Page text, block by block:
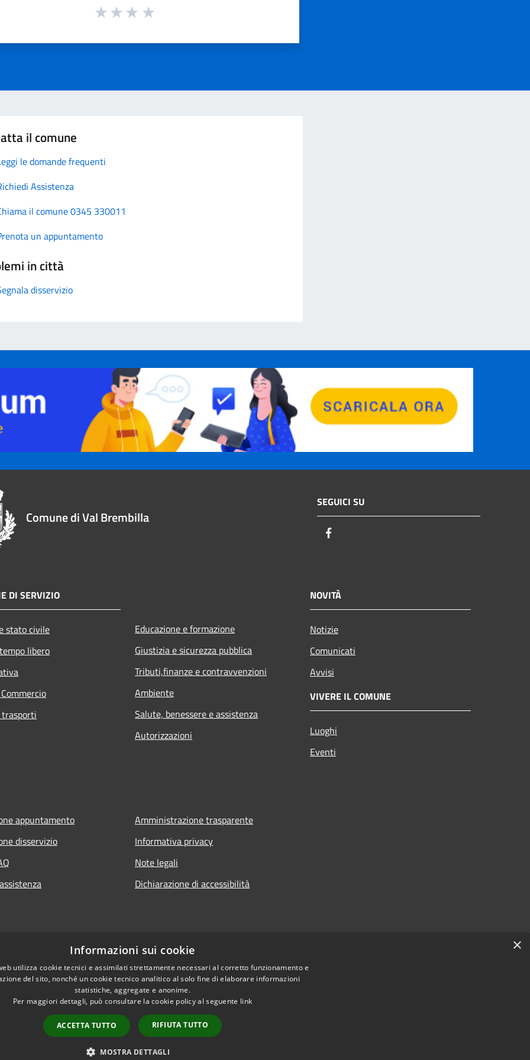
il comune
le domande frequenti
Assistenza
il comune 0345 330011
un appuntamento
in città
disservizio
Comune di Val Brembilla
SEGUICI SU
DI SERVIZIO
stato civile
libero
Educazione e formazione
Giustizia e sicurezza pubblica
Tributi,finanze e contravvenzioni
Ambiente
Salute, benessere e assistenza
Autorizzazioni
NOVITÀ
Notizie
Comunicati
Avvisi
VIVERE IL COMUNE
Luoghi
Eventi
appuntamento
disservizio
Amministrazione trasparente
Informativa privacy
Note legali
Dichiarazione di accessibilità
Copyright © 2026 • Comune di Val Brembilla • Powered by
×
Informazioni sui cookie
utilizza cookie tecnici e assimilati strettamente necessari al corretto funzionamento e
del sito, nonché un cookie tecnico analitico al solo fine di elaborare informazioni
statistiche, aggregate e anonime.
Per maggiori dettagli, può consultare la cookie policy al seguente link
ACCETTA TUTTO RIFIUTA TUTTO
MOSTRA DETTAGLI